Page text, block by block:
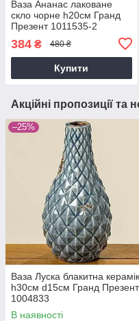
Ваза Ананас лаковане
скло чорне h20см Гранд
Презент 1011535-2
384 ₴ 480 ₴
Купити
Акційні пропозиції та
–25%
Ваза Луска блакитна
h30см d15см Гранд Презент
1004833
В наявності